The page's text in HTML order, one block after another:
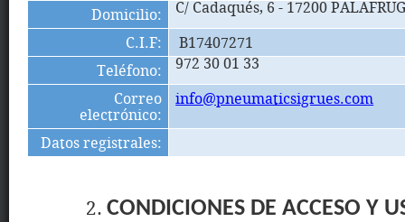
Domicilio:
C/ Cadaqués, 6 - 17200
C.I.F:
B17407271
Teléfono: 972 30 01 33
Correo
electrónico:
info@pneumaticsigrues.com
Datos registrales:
CONDICIONES DE ACCESO Y